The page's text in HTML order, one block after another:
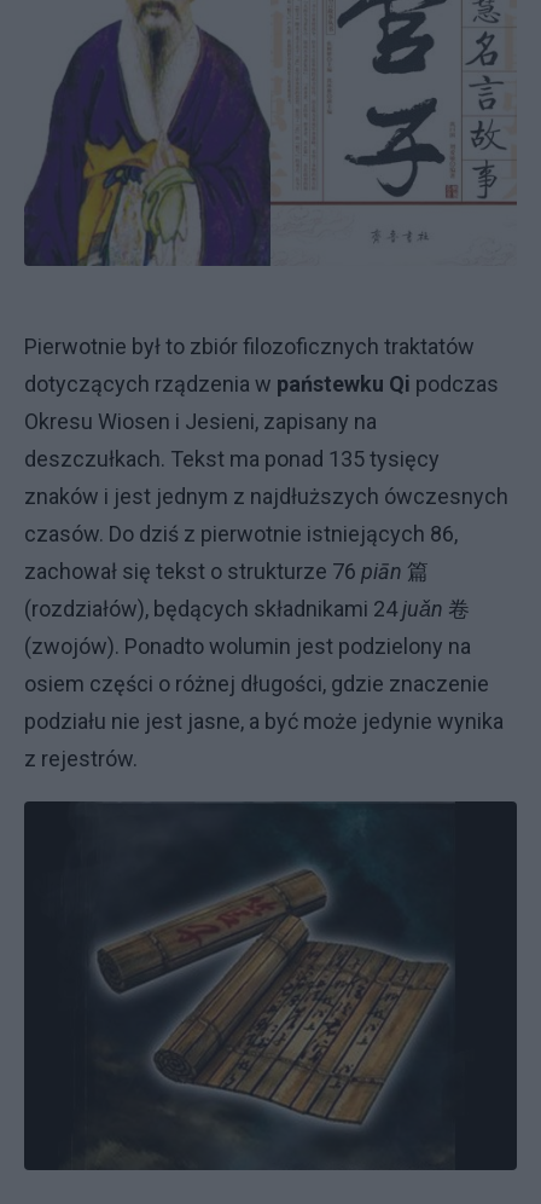
Pierwotnie był to zbiór filozoficznych traktatów
dotyczących rządzenia w państewku Qi podczas
Okresu Wiosen i Jesieni, zapisany na
deszczułkach. Tekst ma ponad 135 tysięcy
znaków i jest jednym z najdłuższych ówczesnych
czasów. Do dziś z pierwotnie istniejących 86,
zachował się tekst o strukturze 76 piān 篇
(rozdziałów), będących składnikami 24juǎn 卷
(zwojów). Ponadto wolumin jest podzielony na
osiem części o różnej długości, gdzie znaczenie
podziału nie jest jasne, a być może jedynie wynika
z rejestrów.